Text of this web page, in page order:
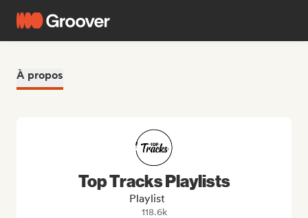
À propos
Top Tracks Playlists
Playlist
118.6k